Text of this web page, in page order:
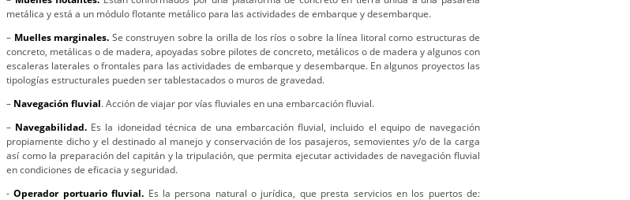
metálica y está a un módulo flotante metálico para las actividades de embarque y desembarque.
– Muelles marginales. Se construyen sobre la orilla de los ríos o sobre la línea litoral como estructuras de
concreto, metálicas o de madera, apoyadas sobre pilotes de concreto, metálicos o de madera y algunos con
escaleras laterales o frontales para las actividades de embarque y desembarque. En algunos proyectos las
tipologías estructurales pueden ser tablestacados o muros de gravedad.
– Navegación fluvial. Acción de viajar por vías fluviales en una embarcación fluvial.
– Navegabilidad. Es la idoneidad técnica de una embarcación fluvial, incluido el equipo de navegación
propiamente dicho y el destinado al manejo y conservación de los pasajeros, semovientes y/o de la carga
así como la preparación del capitán y la tripulación, que permita ejecutar actividades de navegación fluvial
en condiciones de eficacia y seguridad.
-Operador portuario fluvial. Es la persona natural o jurídica, que presta servicios en los puertos de: